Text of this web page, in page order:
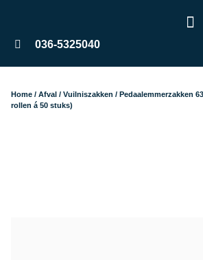
036-5325040
Home / Afval / Vuilniszakken / Pedaalemmerzakken
rollen á 50 stuks)